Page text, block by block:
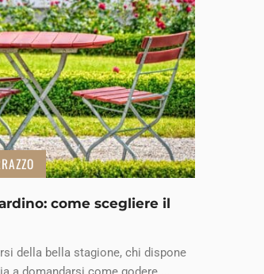
come scegliere il
della bella stagione, chi dispone